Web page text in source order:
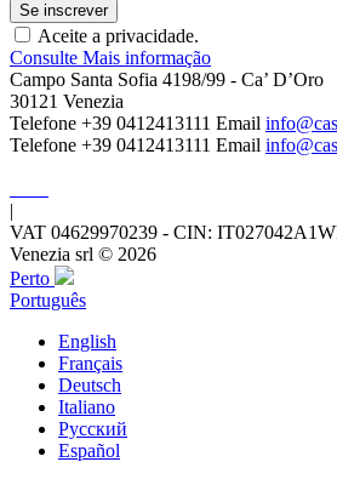
Aceite a privacidade.
Consulte Mais informação
Campo Santa Sofia 4198/99 - Ca’ D’Oro
30121 Venezia
Telefone +39 0412413111 Email
Telefone +39 0412413111 Email
|
VAT 04629970239 - CIN:
Venezia srl © 2026
Perto
Português
English
Français
Deutsch
Italiano
Русский
Español